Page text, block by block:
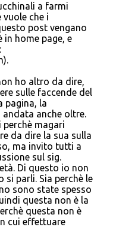
a farmi
vuole che i
post vengano
in home page, e
ho altro da dire,
sulle faccende del
pagina, la
anche oltre.
magari
da dire la sua sulla
ma invito tutti a
sul sig.
Di questo io non
si parli. Sia perchè le
sono state spesso
questa non è la
questa non è
cui effettuare